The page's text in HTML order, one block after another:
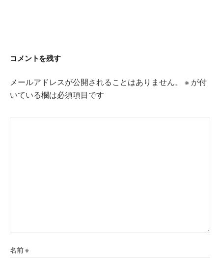
ン
コメントを残す
メールアドレスが公開されることはありません。 ※ が付
いている欄は必須項目です
名前※